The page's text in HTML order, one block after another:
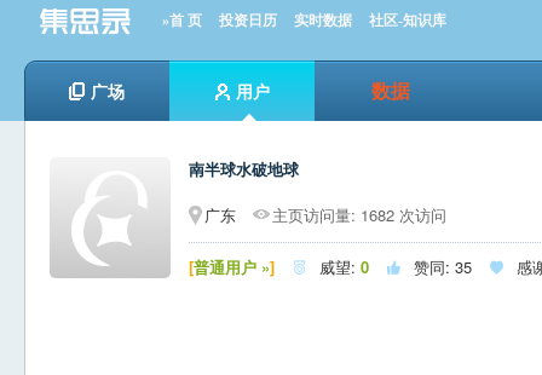
»首 页 投资日历 实时数据 社区-知识库
广场 用户 数据
南半球水破地球
广东
主页访问量: 1682 次访问
[普通用户 »]  威望: 0  赞同: 35  感